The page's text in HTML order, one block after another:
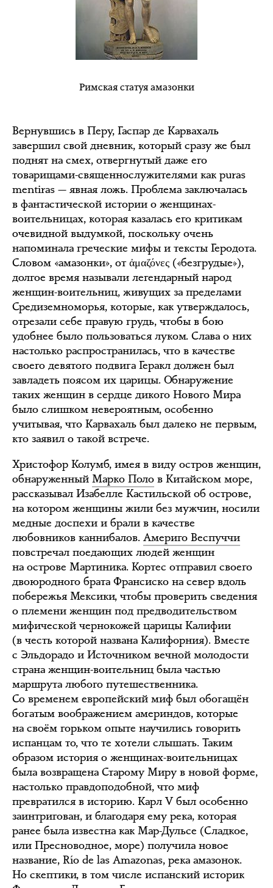
Римская статуя амазонки
Вернувшись в Перу, Гаспар де Карвахаль
завершил свой дневник, который сразу же был
поднят на смех, отвергнутый даже его
товарищами-священнослужителями как puras
mentiras — явная ложь. Проблема заключалась
в фантастической истории о женщинах-
воительницах, которая казалась его критикам
очевидной выдумкой, поскольку очень
напоминала греческие мифы и тексты Геродота.
Словом «амазонки», от ἀμαζόνες («безгрудые»),
долгое время называли легендарный народ
женщин-воительниц, живущих за пределами
Средиземноморья, которые, как утверждалось,
отрезали себе правую грудь, чтобы в бою
удобнее было пользоваться луком. Слава о них
настолько распространилась, что в качестве
своего девятого подвига Геракл должен был
завладеть поясом их царицы. Обнаружение
таких женщин в сердце дикого Нового Мира
было слишком невероятным, особенно
учитывая, что Карвахаль был далеко не первым,
кто заявил о такой встрече.
Христофор Колумб, имея в виду остров женщин,
обнаруженный Марко Поло в Китайском море,
рассказывал Изабелле Кастильской об острове,
на котором женщины жили без мужчин, носили
медные доспехи и брали в качестве
любовников каннибалов. Америго Веспуччи
повстречал поедающих людей женщин
на острове Мартиника. Кортес отправил своего
двоюродного брата Франсиско на север вдоль
побережья Мексики, чтобы проверить сведения
о племени женщин под предводительством
мифической чернокожей царицы Калифии
(в честь которой названа Калифорния). Вместе
с Эльдорадо и Источником вечной молодости
страна женщин-воительниц была частью
маршрута любого путешественника.
Со временем европейский миф был обогащён
богатым воображением америндов, которые
на своём горьком опыте научились говорить
испанцам то, что те хотели слышать. Таким
образом история о женщинах-воительницах
была возвращена Старому Миру в новой форме,
настолько правдоподобной, что миф
превратился в историю. Карл V был особенно
заинтригован, и благодаря ему река, которая
ранее была известна как Мар-Дульсе (Сладкое,
или Пресноводное, море) получила новое
название, Río de las Amazonas, река амазонок.
Но скептики, в том числе испанский историк